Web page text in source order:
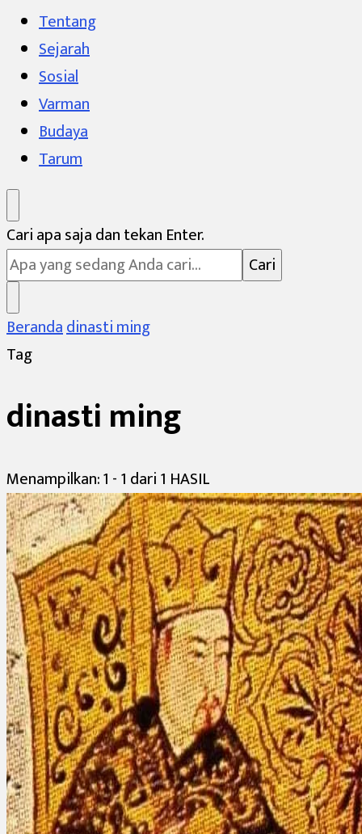
Varman Institute
Pusat Kajian Sunda
Tentang
Sejarah
Sosial
Varman
Budaya
Tarum
Mencari
Sesuatu?
Cari apa saja dan tekan Enter.
Berandadinasti ming
Tag
dinasti ming
Menampilkan: 1 - 1 dari 1 HASIL